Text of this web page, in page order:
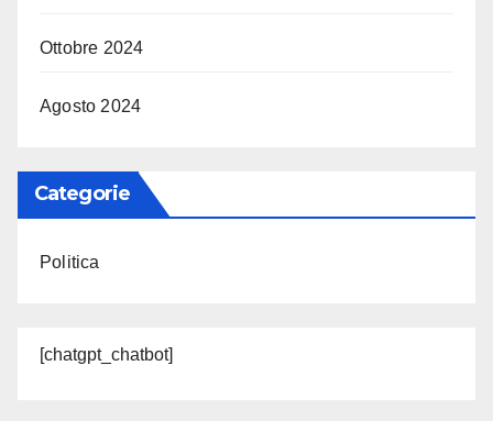
Ottobre 2024
Agosto 2024
Categorie
Politica
[chatgpt_chatbot]